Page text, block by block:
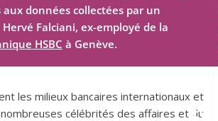
aux données collectées par un
Falciani, ex-employé de la
HSBC à Genève.
les milieux bancaires internationaux et
célébrités des affaires et du